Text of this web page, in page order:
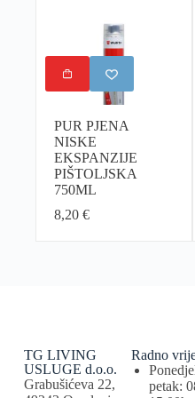
PUR PJENA
NISKE
EKSPANZIJE
PIŠTOLJSKA
750ML
8,20 €
TG LIVING
USLUGE d.o.o.
Grabušićeva 22,
Radno
petak: